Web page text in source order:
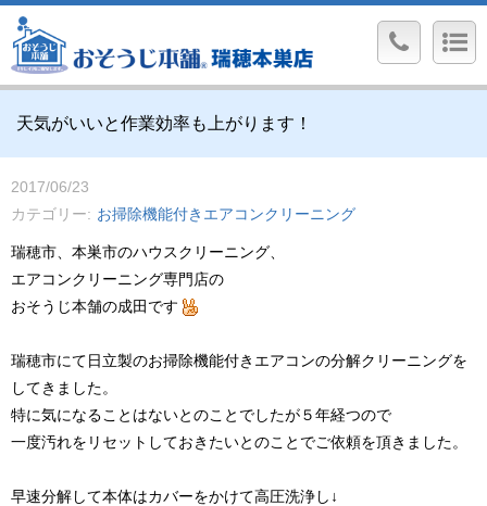
天気がいいと作業効率も上がります！
2017/06/23
カテゴリー
お掃除機能付きエアコンクリーニング
瑞穂市、本巣市のハウスクリーニング、
エアコンクリーニング専門店の
おそうじ本舗の成田です
瑞穂市にて日立製のお掃除機能付きエアコンの分解クリーニングを
してきました。
特に気になることはないとのことでしたが５年経つので
一度汚れをリセットしておきたいとのことでご依頼を頂きました。
早速分解して本体はカバーをかけて高圧洗浄し↓